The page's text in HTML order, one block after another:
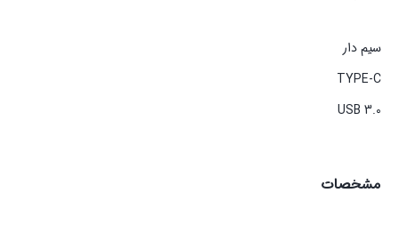
سیم دار
TYPE-C
USB 3.0
مشخصات